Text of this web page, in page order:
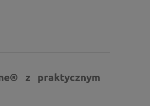
z praktycznym